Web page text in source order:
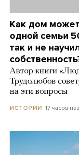
Как дом
одной семьи
так и не
Автор книги
Трудолюбов
на эти вопросы
ИСТОРИИ 17 часов